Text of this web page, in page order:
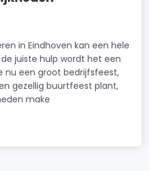
in Eindhoven kan een hele
juiste hulp wordt het een
nu een groot bedrijfsfeest,
gezellig buurtfeest plant,
make